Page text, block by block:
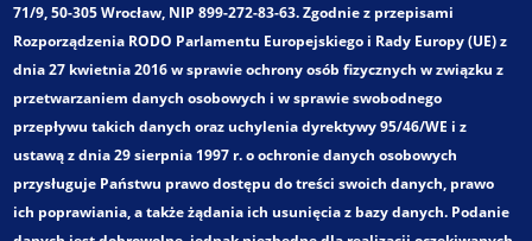
Województwo:
Wielkości - zakres:
Obszar gminny
Obszar powiatowy
Koncepcja organizacji transportu zbiorowego na terenie
powiatu średzkiego
Kategoria:
Koncepcje rozwoju transportu zbiorowego
71/9, 50-305 Wrocław, NIP 899-272-83-63. Zgodnie z przepisami
Rozporządzenia RODO Parlamentu Europejskiego i Rady Europy (UE) z
dnia 27 kwietnia 2016 w sprawie ochrony osób fizycznych w związku z
przetwarzaniem danych osobowych i w sprawie swobodnego
przepływu takich danych oraz uchylenia dyrektywy 95/46/WE i z
ustawą z dnia 29 sierpnia 1997 r. o ochronie danych osobowych
przysługuje Państwu prawo dostępu do treści swoich danych, prawo
ich poprawiania, a także żądania ich usunięcia z bazy danych. Podanie